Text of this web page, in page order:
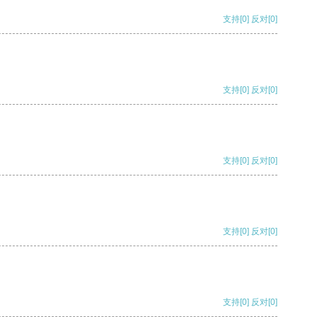
支持[0] 反对[0]
支持[0] 反对[0]
支持[0] 反对[0]
支持[0] 反对[0]
支持[0] 反对[0]